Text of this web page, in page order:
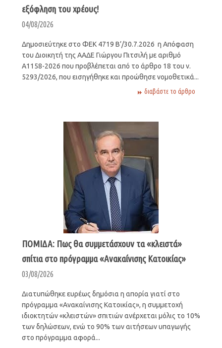
εξόφληση του χρέους!
04/08/2026
Δημοσιεύτηκε στο ΦΕΚ 4719 Β’/30.7.2026 η Απόφαση
του Διοικητή της ΑΑΔΕ Γιώργου Πιτσιλή με αριθμό
Α1158-2026 που προβλέπεται από το άρθρο 18 του ν.
5293/2026, που εισηγήθηκε και προώθησε νομοθετικά...
διαβάστε το άρθρο
ΠΟΜΙΔΑ: Πως θα συμμετάσχουν τα «κλειστά»
σπίτια στο πρόγραμμα «Ανακαίνισης Κατοικίας»
03/08/2026
Διατυπώθηκε ευρέως δημόσια η απορία γιατί στο
πρόγραμμα «Ανακαίνισης Κατοικίας», η συμμετοχή
ιδιοκτητών «κλειστών» σπιτιών ανέρχεται μόλις το 10%
των δηλώσεων, ενώ το 90% των αιτήσεων υπαγωγής
στο πρόγραμμα αφορά...